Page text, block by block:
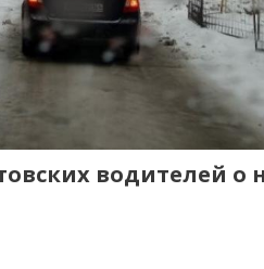
водителей о